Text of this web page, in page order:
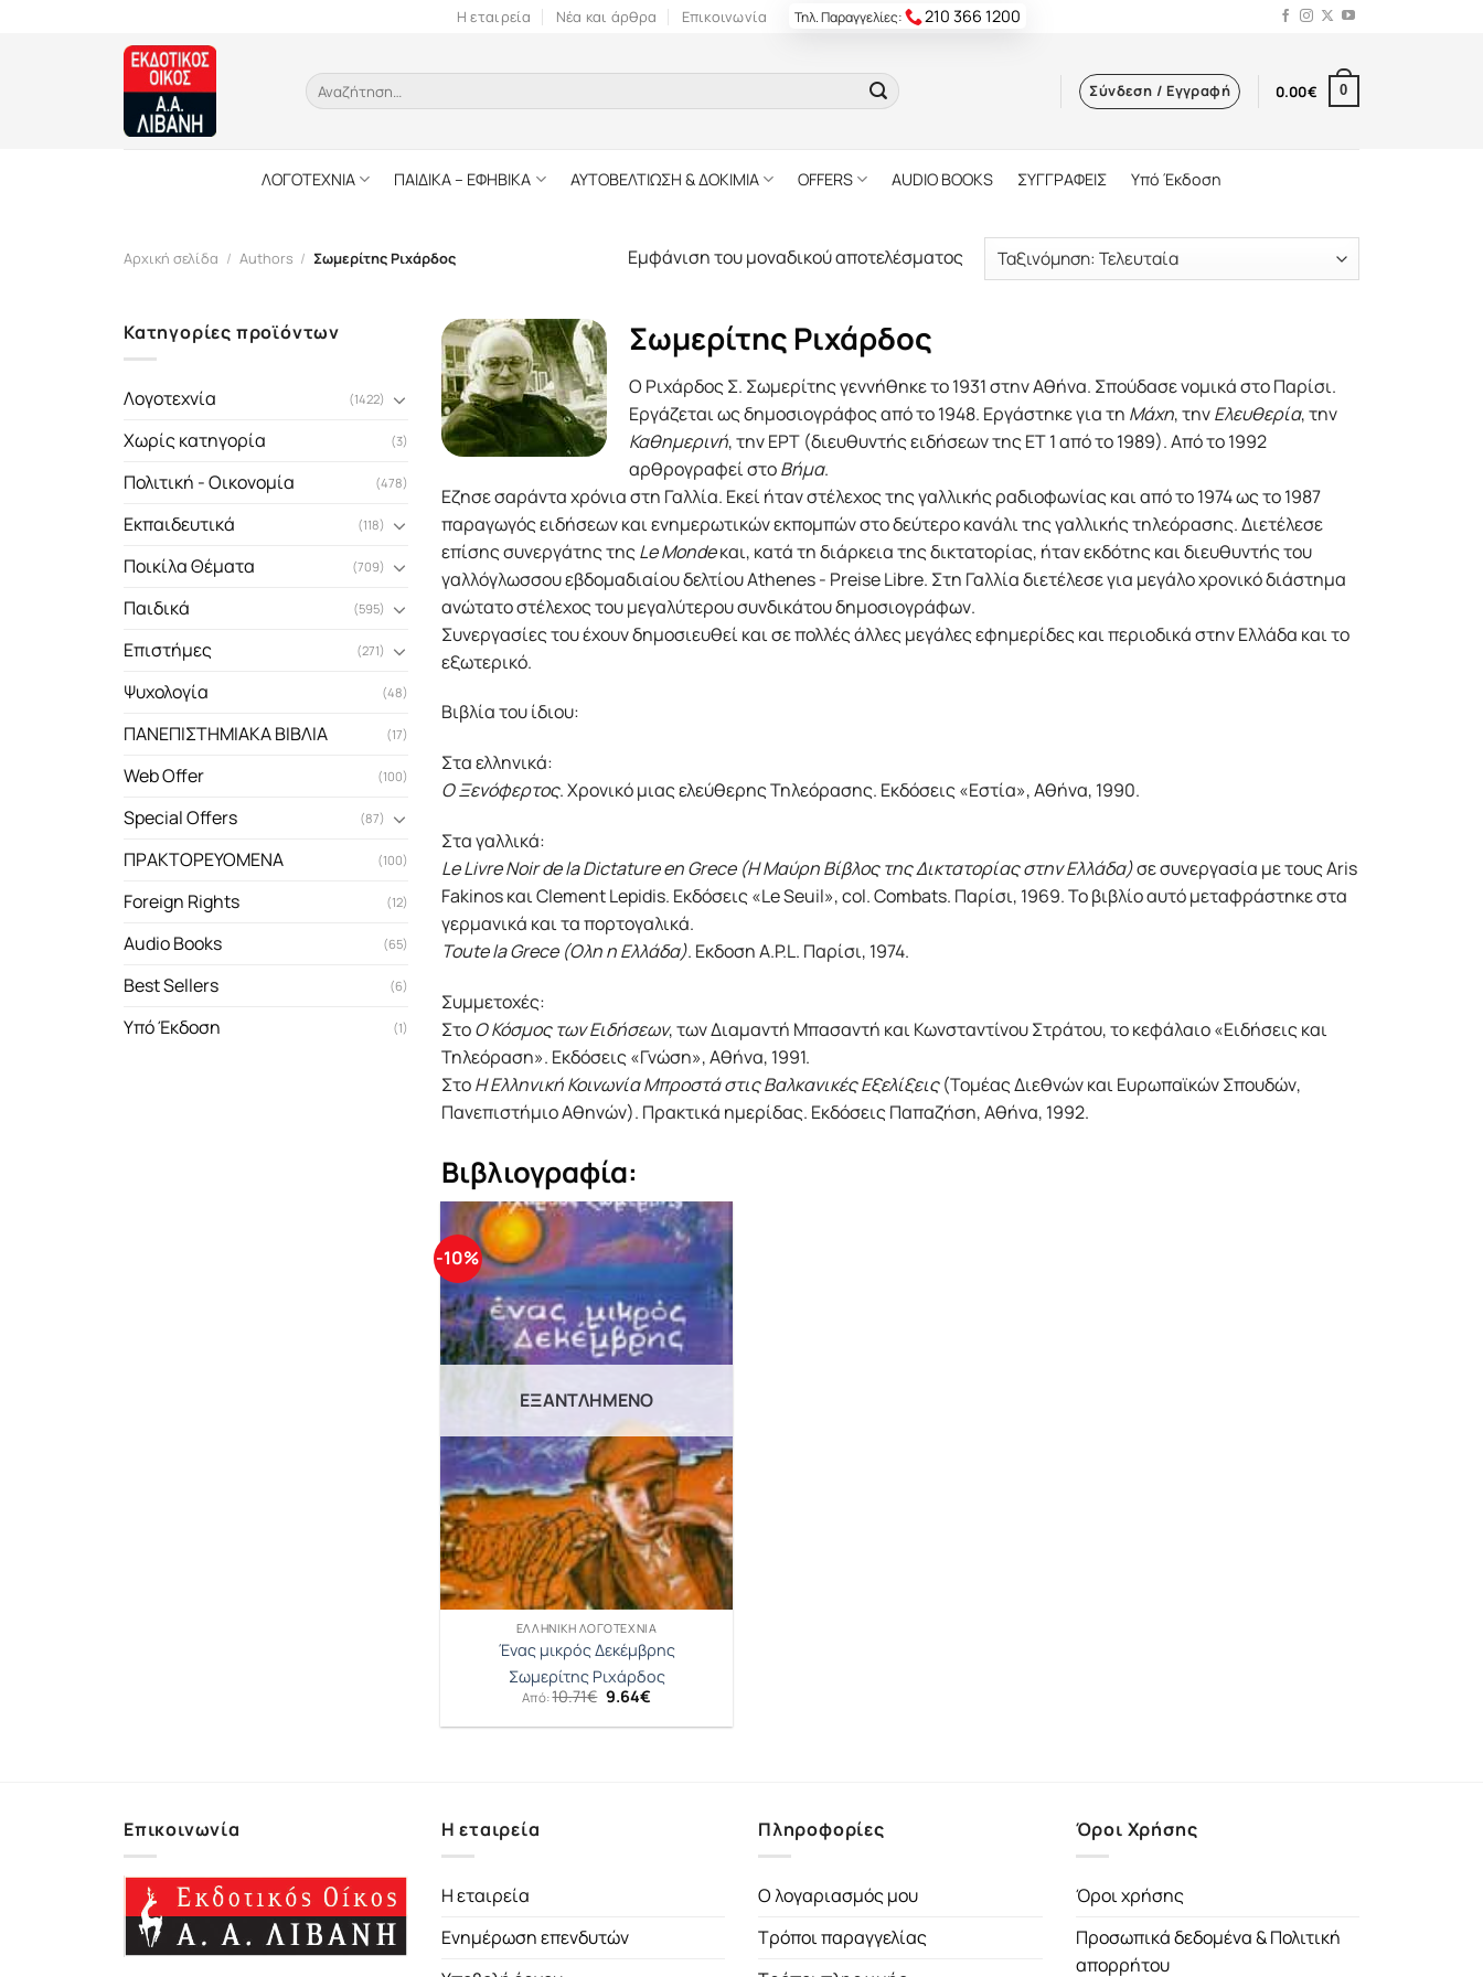
Η εταιρεία Νέα και άρθρα Επικοινωνία Τηλ. Παραγγελίες: 210 366 1200
Αναζήτηση
για:
Σύνδεση / Εγγραφή 0.00€ 0
ΛΟΓΟΤΕΧΝΙΑ ΠΑΙΔΙΚΑ – ΕΦΗΒΙΚΑ ΑΥΤΟΒΕΛΤΙΩΣΗ & ΔΟΚΙΜΙΑ OFFERS AUDIO BOOKS ΣΥΓΓΡΑΦΕΙΣ Υπό Έκδοση
Αρχική σελίδα / Authors / Σωμερίτης Ριχάρδος Εμφάνιση του μοναδικού αποτελέσματος
Κατηγορίες προϊόντων
Λογοτεχνία (1422)
Χωρίς κατηγορία (3)
Πολιτική - Οικονομία (478)
Εκπαιδευτικά (118)
Ποικίλα Θέματα (709)
Παιδικά (595)
Επιστήμες (271)
Ψυχολογία (48)
ΠΑΝΕΠΙΣΤΗΜΙΑΚΑ ΒΙΒΛΙΑ (17)
Web Offer (100)
Special Offers (87)
ΠΡΑΚΤΟΡΕΥΟΜΕΝΑ (100)
Foreign Rights (12)
Audio Books (65)
Best Sellers (6)
Υπό Έκδοση (1)
Σωμερίτης Ριχάρδος
Ο Ριχάρδος Σ. Σωμερίτης γεννήθηκε το 1931 στην Αθήνα. Σπούδασε νομικά στο Παρίσι.
Εργάζεται ως δημοσιογράφος από το 1948. Εργάστηκε για τη Μάχη, τηνΕλευθερία, την
Καθημερινή, την ΕΡΤ (διευθυντής ειδήσεων της ΕΤ 1 από το 1989). Από το 1992
αρθρογραφεί στοΒήμα.
Εζησε σαράντα χρόνια στη Γαλλία. Εκεί ήταν στέλεχος της γαλλικής ραδιοφωνίας και από το 1974 ως το 1987
παραγωγός ειδήσεων και ενημερωτικών εκπομπών στο δεύτερο κανάλι της γαλλικής τηλεόρασης. Διετέλεσε
επίσης συνεργάτης τηςLe Mondeκαι, κατά τη διάρκεια της δικτατορίας, ήταν εκδότης και διευθυντής του
γαλλόγλωσσου εβδομαδιαίου δελτίου Athenes - Preise Libre. Στη Γαλλία διετέλεσε για μεγάλο χρονικό διάστημα
ανώτατο στέλεχος του μεγαλύτερου συνδικάτου δημοσιογράφων.
Συνεργασίες του έχουν δημοσιευθεί και σε πολλές άλλες μεγάλες εφημερίδες και περιοδικά στην Ελλάδα και το
εξωτερικό.
Βιβλία του ίδιου:
Στα ελληνικά:
Ο Ξενόφερτος. Χρονικό μιας ελεύθερης Τηλεόρασης. Εκδόσεις «Εστία», Αθήνα, 1990.
Στα γαλλικά:
Le Livre Noir de la Dictature en Grece (Η Μαύρη Βίβλος της Δικτατορίας στην Ελλάδα)σε συνεργασία με τους Aris
Fakinos και Clement Lepidis. Εκδόσεις «Le Seuil», col. Combats. Παρίσι, 1969. Το βιβλίο αυτό μεταφράστηκε στα
γερμανικά και τα πορτογαλικά.
Toute la Grece (Ολη η Ελλάδα). Εκδοση A.P.L. Παρίσι, 1974.
Συμμετοχές:
ΣτοΟ Κόσμος των Ειδήσεων, των Διαμαντή Μπασαντή και Κωνσταντίνου Στράτου, το κεφάλαιο «Ειδήσεις και
Τηλεόραση». Εκδόσεις «Γνώση», Αθήνα, 1991.
ΣτοΗ Ελληνική Κοινωνία Μπροστά στις Βαλκανικές Εξελίξεις(Τομέας Διεθνών και Ευρωπαϊκών Σπουδών,
Πανεπιστήμιο Αθηνών). Πρακτικά ημερίδας. Εκδόσεις Παπαζήση, Αθήνα, 1992.
Βιβλιογραφία:
-10%
ΕΞΑΝΤΛΗΜΈΝΟ
ΕΛΛΗΝΙΚΉ ΛΟΓΟΤΕΧΝΊΑ
Ένας μικρός Δεκέμβρης
Σωμερίτης Ριχάρδος
Από:10.71€ Original
price
was:
9.64€Η
τιμή
Επικοινωνία Η εταιρεία
Η εταιρεία
Ενημέρωση επενδυτών
Πληροφορίες
Ο λογαριασμός μου
Τρόποι παραγγελίας
Όροι Χρήσης
Όροι χρήσης
Προσωπικά δεδομένα & Πολιτική
απορρήτου